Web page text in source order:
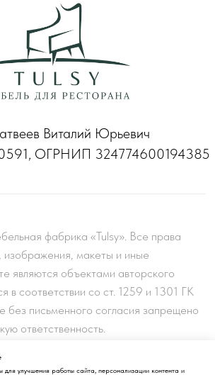
улучшения работы сайта, персонализации контента и